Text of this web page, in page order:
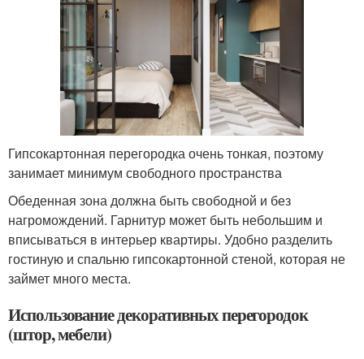
Гипсокартонная перегородка очень тонкая, поэтому
занимает минимум свободного пространства
Обеденная зона должна быть свободной и без
нагромождений. Гарнитур может быть небольшим и
вписываться в интерьер квартиры. Удобно разделить
гостиную и спальню гипсокартонной стеной, которая не
займет много места.
Использование декоративных перегородок
(штор, мебели)